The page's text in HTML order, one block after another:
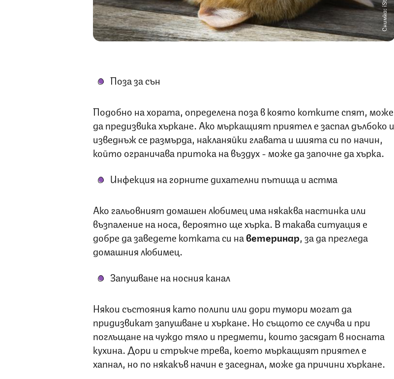
Снимка: iStock
Поза за сън
Подобно на хората, определена поза в която котките спят, може
да предизвика хъркане. Ако мъркащият приятел е заспал дълбоко и
изведнъж се размърда, накланяйки главата и шията си по начин,
който ограничава притока на въздух - може да започне да хърка.
Инфекция на горните дихателни пътища и астма
Ако гальовният домашен любимец има някаква настинка или
възпаление на носа, вероятно ще хърка. В такава ситуация е
добре да заведете котката си наветеринар, за да прегледа
домашния любимец.
Запушване на носния канал
Някои състояния като полипи или дори тумори могат да
придизвикат запушване и хъркане. Но същото се случва и при
поглъщане на чуждо тяло и предмети, които засядат в носната
кухина. Дори и стръкче трева, което мъркащият приятел е
хапнал, но по някакъв начин е заседнал, може да причини хъркане.